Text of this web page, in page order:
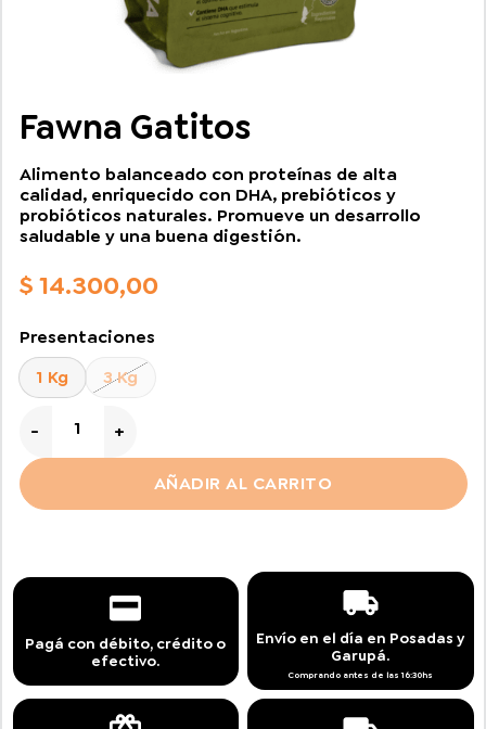
Fawna Gatitos
Alimento balanceado con proteínas de alta
calidad, enriquecido con DHA, prebióticos y
probióticos naturales. Promueve un desarrollo
saludable y una buena digestión.
$14.300,00
Presentaciones
1 Kg
3 Kg
AÑADIR AL CARRITO
Pagá con débito, crédito o
efectivo.
Envío en el día en Posadas y
Garupá.
Comprando antes de las 16:30hs